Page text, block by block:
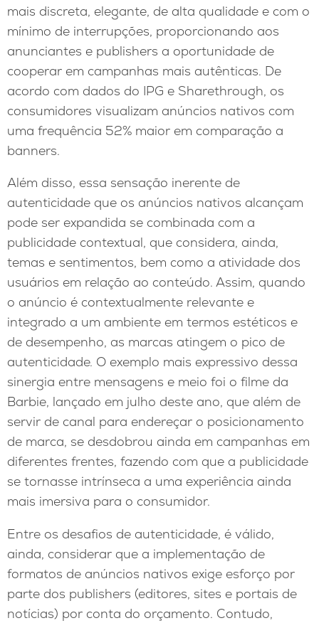
mais discreta, elegante, de alta qualidade e com o
mínimo de interrupções, proporcionando aos
anunciantes e publishers a oportunidade de
cooperar em campanhas mais autênticas. De
acordo com dados do IPG e Sharethrough, os
consumidores visualizam anúncios nativos com
uma frequência 52% maior em comparação a
banners.
Além disso, essa sensação inerente de
autenticidade que os anúncios nativos alcançam
pode ser expandida se combinada com a
publicidade contextual, que considera, ainda,
temas e sentimentos, bem como a atividade dos
usuários em relação ao conteúdo. Assim, quando
o anúncio é contextualmente relevante e
integrado a um ambiente em termos estéticos e
de desempenho, as marcas atingem o pico de
autenticidade. O exemplo mais expressivo dessa
sinergia entre mensagens e meio foi o filme da
Barbie, lançado em julho deste ano, que além de
servir de canal para endereçar o posicionamento
de marca, se desdobrou ainda em campanhas em
diferentes frentes, fazendo com que a publicidade
se tornasse intrínseca a uma experiência ainda
mais imersiva para o consumidor.
Entre os desafios de autenticidade, é válido,
ainda, considerar que a implementação de
formatos de anúncios nativos exige esforço por
parte dos publishers (editores, sites e portais de
notícias) por conta do orçamento. Contudo,